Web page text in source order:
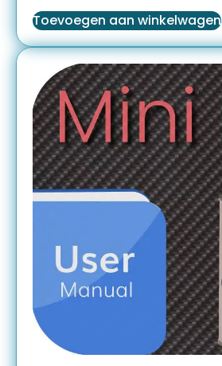
Toevoegen aan winkelwagen